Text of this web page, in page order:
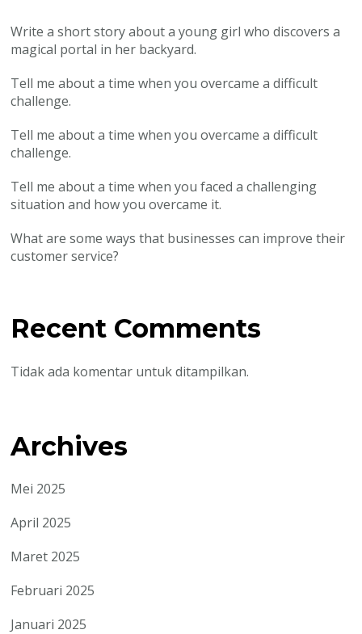
Write a short story about a young girl who discovers a
magical portal in her backyard.
Tell me about a time when you overcame a difficult
challenge.
Tell me about a time when you overcame a difficult
challenge.
Tell me about a time when you faced a challenging
situation and how you overcame it.
What are some ways that businesses can improve their
customer service?
Recent Comments
Tidak ada komentar untuk ditampilkan.
Archives
Mei 2025
April 2025
Maret 2025
Februari 2025
Januari 2025